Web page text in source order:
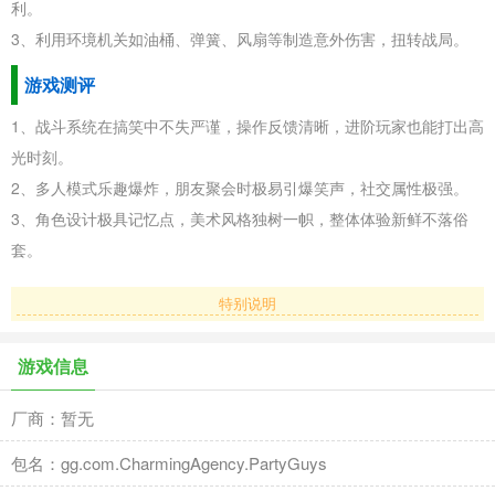
利。
3、利用环境机关如油桶、弹簧、风扇等制造意外伤害，扭转战局。
游戏测评
1、战斗系统在搞笑中不失严谨，操作反馈清晰，进阶玩家也能打出高
光时刻。
2、多人模式乐趣爆炸，朋友聚会时极易引爆笑声，社交属性极强。
3、角色设计极具记忆点，美术风格独树一帜，整体体验新鲜不落俗
套。
特别说明
游戏信息
厂商：暂无
包名：gg.com.CharmingAgency.PartyGuys